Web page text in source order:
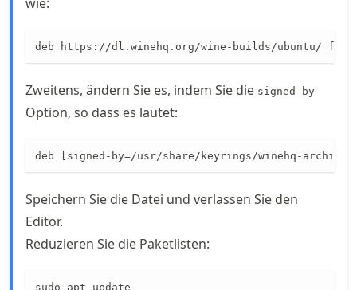
deb https://dl.winehq.org/wine-builds/ubuntu/
Zweitens, ändern Sie es, indem Sie die signed-by
Option, so dass es lautet:
deb [signed-by=/usr/share/keyrings/winehq-
Speichern Sie die Datei und verlassen Sie den
Editor.
Reduzieren Sie die Paketlisten:
sudo apt update